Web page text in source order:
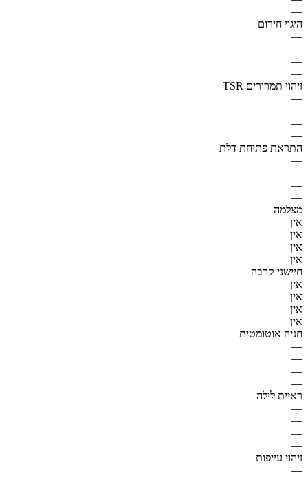
—
היגוי חירום
—
—
—
—
זיהוי תמרורים TSR
—
—
—
—
התראת פתיחת דלת
—
—
—
—
מצלמה
אין
אין
אין
אין
חיישני קרבה
אין
אין
אין
אין
חניה אוטומטית
—
—
—
—
ראיית לילה
—
—
—
—
זיהוי עייפות
—